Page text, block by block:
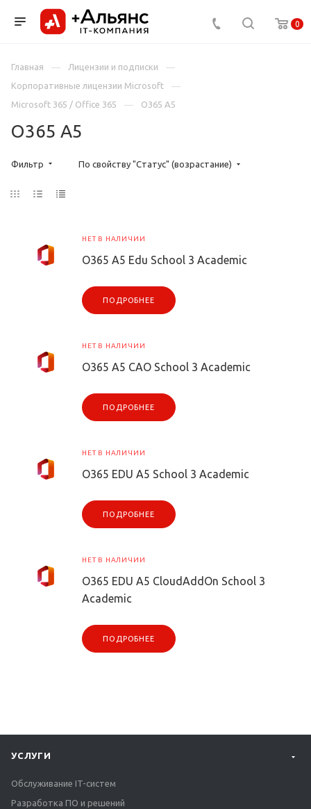
0
Главная
Лицензии и подписки
Корпоративные лицензии Microsoft
Microsoft 365 / Office 365
O365 A5
O365 A5
Фильтр По свойству "Статус" (возрастание)
НЕТ В НАЛИЧИИ
O365 A5 Edu School 3 Academic
ПОДРОБНЕЕ
НЕТ В НАЛИЧИИ
O365 A5 CAO School 3 Academic
ПОДРОБНЕЕ
НЕТ В НАЛИЧИИ
O365 EDU A5 School 3 Academic
ПОДРОБНЕЕ
НЕТ В НАЛИЧИИ
O365 EDU A5 CloudAddOn School 3
Academic
ПОДРОБНЕЕ
УСЛУГИ
Обслуживание IT-систем
Разработка ПО и решений